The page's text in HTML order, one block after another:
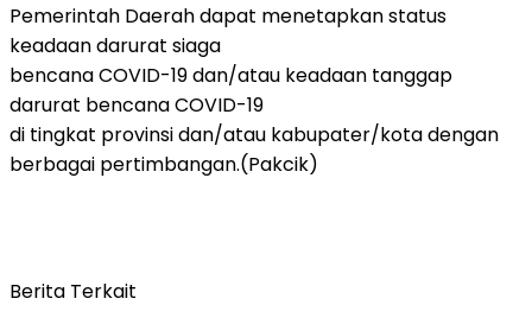
Pemerintah Daerah dapat menetapkan status
keadaan darurat siaga
bencana COVID-19 dan/atau keadaan tanggap
darurat bencana COVID-19
di tingkat provinsi dan/atau kabupater/kota dengan
berbagai pertimbangan.(Pakcik)
Berita Terkait